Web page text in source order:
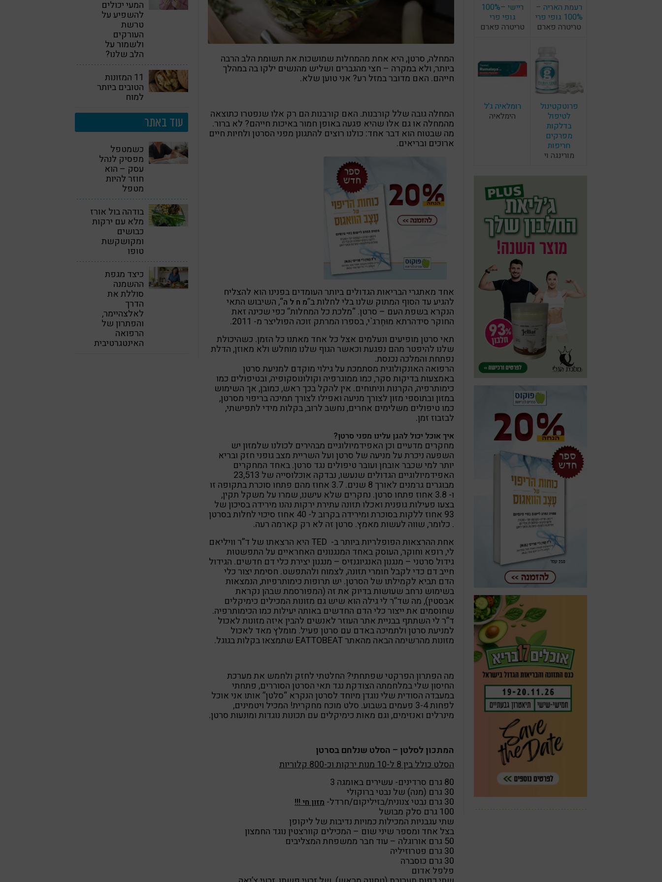
רעמת האריה –
100% גופי פרי
טריטרה פארם
ריישי –100%
גופי פרי
טריטרה פארם
פרוטקטינול
לטיפול
בדלקות
מפרקים
חריפות
מורינגה וי
רומלאיה ג'ל
הימלאיה
המחלה, סרטן, היא אחת מהמחלות שמושכות את תשומת הלב הרבה
ביותר, ולא במקרה – חצי מהגברים ושליש מהנשים ילקו בה במהלך
חייהם. האם מדובר במזל רע? אני טוען שלא.
המחלה גובה שלל קורבנות. האם קורבנות הם רק אלו שנפטרו כתוצאה
מהמחלה או גם אלו שהיא פגעה באופן חמור באיכות חייהם? לא ברור.
מה שבטוח הוא דבר אחד: כולנו רוצים להתגונן מפני הסרטן ולחיות חיים
ארוכים ובריאים.
אחד מאתגרי הבריאות הגדולים ביותר העומדים בפנינו הוא להצליח
להגיע עד הסוף המתוק שלנו בלי לחלות ב”מ ח ל ה“, השיבוש התאי
הנקרא בשפת העם – סרטן. “מלכת כל המחלות” כפי שכינה זאת
החוקר סידהרתא מוּחֶרג`י, בספרו המרתק זוכה הפוליצר מ- 2011.
תאי סרטן מופיעים ונעלמים אצל כל אחד מאתנו כל הזמן. כשהיכולת
שלנו להיפטר מהם נפגעת וכאשר הגוף שלנו מוחלש ולא מאוזן, הדלת
נפתחת והמלכה נכנסת.
הרפואה האונקולוגית מסתמכת על גילוי מוקדם למניעת סרטן
באמצעות בדיקות סקר, כמו ממוגרפיה וקולונוסקופיה, ובטיפולים כמו
כימותרפיה, הקרנות וניתוחים. אין להקל בכך ראש, כמובן, אך השימוש
במזון ובתוספי מזון לצורך מניעה ואפילו לצורך תמיכה בריפוי מסרטן,
כמו טיפולים משלימים אחרים, נחשב לרוב, בקלות מידי לתפישתי,
לבזבוז זמן.
איך אוכל יכול להגן עלינו מפני סרטן?
מחקרים מדעיים וכן האפידמיולוגיים מבהירים לכולנו שלמזון יש
השפעה ניכרת על מניעה של סרטן ועל השריית מצב גופני חזק ובריא
יותר למי שכבר אובחן ועובר טיפולים נגד סרטן. באחד המחקרים
האפידמיולוגיים הגדולים שנעשו, נבדקה אוכלוסייה של 23,513
מבוגרים גרמנים לאורך 8 שנים. 3.7 אחוז מהם פתחו סוכרת בתקופה זו
ו- 3.8 אחוז פתחו סרטן. נחקרים שלא עישנו, שמרו על משקל תקין,
בצעו פעילות גופנית ואכלו תזונה עתירת ירקות נהנו מירידה בסיכון של
93 אחוז ללקות בסוכרת ומירידה בקרוב ל- 40 אחוז סיכוי לחלות בסרטן
. כלומר, שווה לעשות מאמץ. סרטן זה לא רק קארמה רעה.
אחת ההרצאות הפופלריות ביותר ב- TED היא הרצאתו של ד”ר וויליאם
לי, רופא וחוקר, העוסק באחד המנגנונים האחראיים על התפשטות
גידול סרטני – מנגנון האנגיוגנזיס – מנגנון יצירת כלי דם חדשים. הגידול
חייב דם כדי לקבל חומרי תזונה, לצמוח ולהתפשט. חסימת יצור כלי
הדם תביא לקמילתו של הסרטן. יש תרופות כימותרפיות, הנמצאות
בשימוש נרחב שעושות בדיוק את זה (המפורסמת שבהן נקראת
אבסטין), מה שד”ר לי גילה הוא שיש גם מזונות המכילים כימיקלים
שחוסמים את ייצור כלי הדם החדשים באותה יעילות כמו הכימותרפיה.
ד”ר לי השתתף בבניית אתר העוזר לאנשים להבין איזה מזונות לאכול
למניעת סרטן ולתמיכה באדם עם סרטן פעיל. מומלץ מאד לאכול
מזונות מהרשימה הבאה מהאתר EATTOBEAT שתמצאו בקלות בגוגל.
מה הפתרון הפרקטי שפתחתי? החלטתי לחזק ולחמש את מערכת
החיסון שלי במלחמתה הצודקת נגד תאי הסרטן הסוררים, פתחתי
במעבדה הסודית שלי נוגדן מיוחד לסרטן הנקרא “סלטן” אותו אני אוכל
לפחות 3-4 פעמים בשבוע. סלט מוכח מחקרית! המכיל ויטמינים,
מינרלים ואנזימים, וגם מאות כימיקלים עם תכונות נוגדות ומונעות סרטן.
המתכון לסלטן – הסלט שנלחם בסרטן
הסלט כולל בין 8 ל-10 מנות ירקות וכ-800 קלוריות
80 גרם סרדינים- עשירים באומגה 3
30 גרם (מנה) של נבטי ברוקולי
30 גרם נבטי צנונית/בזיליקום/חרדל- מזון חי !!!
100 גרם סלק מבושל
שתי עגבניות המכילות כמויות נדיבות של ליקופן
בצל אחד ומספר שיני שום – המכילים קוורצטין נוגד החמצון
50 גרם אורוגלה – עוד חבר ממשפחת המצליבים
30 גרם פטרוזיליה
30 גרם כוסברה
פלפל אדום
המעי יכולים
להשפיע על
טרשת
העורקים
ולשמור על
הלב שלנו?
11 המזונות
הטובים ביותר
למוח
עוד באתר
כשמטפל
מפסיק לנהל
עסק – הוא
חוזר להיות
מטפל
בודהה בול אורז
מלא עם ירקות
כבושים
ומקושקשת
טופו
כיצד מגפת
ההשמנה
סוללת את
הדרך
לאלצהיימר,
והפתרון של
הרפואה
האינטגרטיבית